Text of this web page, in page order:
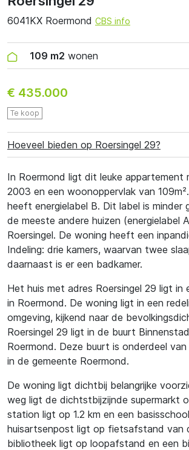
6041KX Roermond CBS info
109 m2 wonen
€ 435.000
Te koop
Hoeveel bieden op Roersingel 29?
In Roermond ligt dit leuke appartement
2003 en een woonoppervlak van
heeft energielabel B. Dit label is minder
de meeste andere huizen (energielabel
Roersingel. De woning heeft een
Indeling: drie kamers, waarvan twee
daarnaast is er een badkamer.
Het huis met adres Roersingel 29 ligt in
in Roermond. De woning ligt in een
omgeving, kijkend naar de
Roersingel 29 ligt in de buurt
Roermond. Deze buurt is onderdeel
in de gemeente Roermond.
De woning ligt dichtbij belangrijke
weg ligt de dichtstbijzijnde supermarkt
station ligt op 1.2 km en een
huisartsenpost ligt op fietsafstand van
bibliotheek ligt op loopafstand en een